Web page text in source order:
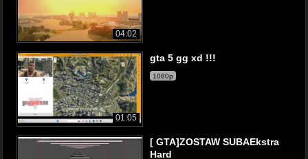
04:02
01:05
gta 5 gg xd !!!
1080p
[ GTA]ZOSTAW SUBAEkstra
Hard